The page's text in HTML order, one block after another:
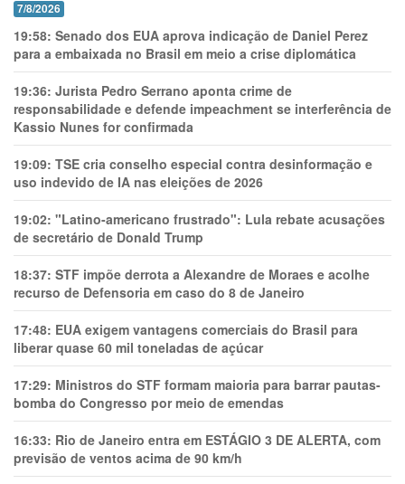
7/8/2026
19:58: Senado dos EUA aprova indicação de Daniel Perez
para a embaixada no Brasil em meio a crise diplomática
19:36: Jurista Pedro Serrano aponta crime de
responsabilidade e defende impeachment se interferência de
Kassio Nunes for confirmada
19:09: TSE cria conselho especial contra desinformação e
uso indevido de IA nas eleições de 2026
19:02: "Latino-americano frustrado": Lula rebate acusações
de secretário de Donald Trump
18:37: STF impõe derrota a Alexandre de Moraes e acolhe
recurso de Defensoria em caso do 8 de Janeiro
17:48: EUA exigem vantagens comerciais do Brasil para
liberar quase 60 mil toneladas de açúcar
17:29: Ministros do STF formam maioria para barrar pautas-
bomba do Congresso por meio de emendas
16:33: Rio de Janeiro entra em ESTÁGIO 3 DE ALERTA, com
previsão de ventos acima de 90 km/h